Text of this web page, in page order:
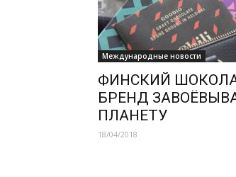
Международные новости
ФИНСКИЙ
БРЕНД
ПЛАНЕТУ
18/04/2018